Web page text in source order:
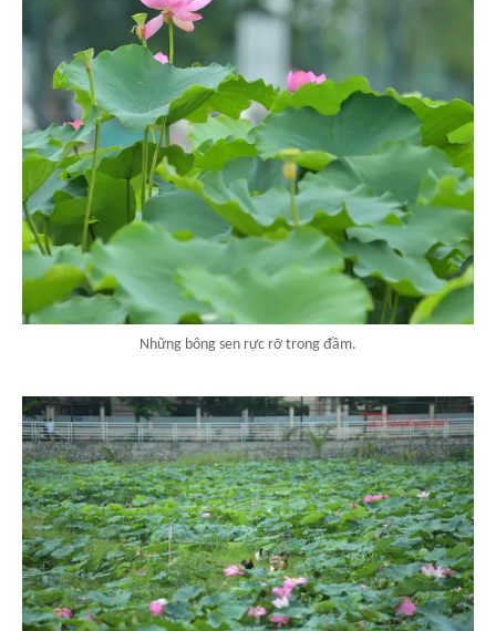
Những bông sen rực rỡ trong đầm.